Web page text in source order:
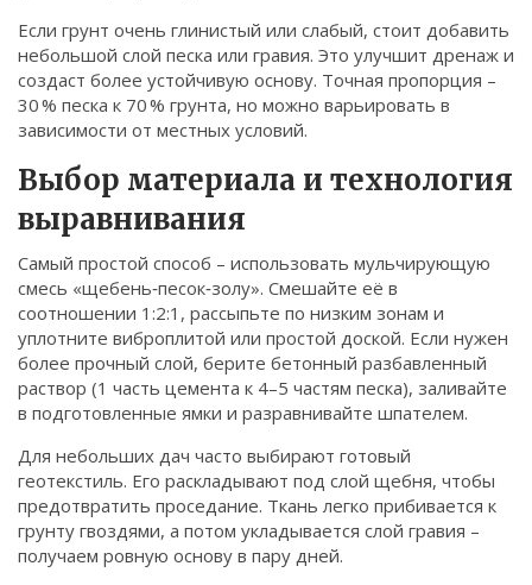
Если грунт очень глинистый или слабый, стоит добавить
небольшой слой песка или гравия. Это улучшит дренаж и
создаст более устойчивую основу. Точная пропорция –
30 % песка к 70 % грунта, но можно варьировать в
зависимости от местных условий.
Выбор материала и технология
выравнивания
Самый простой способ – использовать мульчирующую
смесь «щебень‑песок‑золу». Смешайте её в
соотношении 1:2:1, рассыпьте по низким зонам и
уплотните виброплитой или простой доской. Если нужен
более прочный слой, берите бетонный разбавленный
раствор (1 часть цемента к 4–5 частям песка), заливайте
в подготовленные ямки и разравнивайте шпателем.
Для небольших дач часто выбирают готовый
геотекстиль. Его раскладывают под слой щебня, чтобы
предотвратить проседание. Ткань легко прибивается к
грунту гвоздями, а потом укладывается слой гравия –
получаем ровную основу в пару дней.